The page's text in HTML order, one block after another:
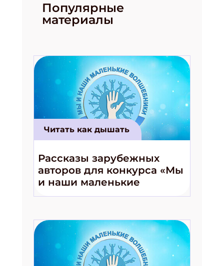
Популярные
материалы
Читать как дышать
Рассказы зарубежных
авторов для конкурса «Мы
и наши маленькие
волшебники!»
Подпишись на рассылку
Получи электронный "Классный журнал" в
подарок!
Укажите имя
Укажите Ваш Email